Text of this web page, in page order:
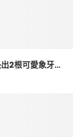
2根可愛象牙...